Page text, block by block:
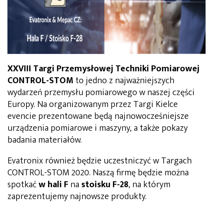
XXVIII Targi Przemysłowej Techniki Pomiarowej
CONTROL-STOM to jedno z najważniejszych
wydarzeń przemysłu pomiarowego w naszej części
Europy. Na organizowanym przez Targi Kielce
evencie prezentowane będą najnowocześniejsze
urządzenia pomiarowe i maszyny, a także pokazy
badania materiałów.
Evatronix również będzie uczestniczyć w Targach
CONTROL-STOM 2020. Naszą firmę będzie można
spotkaćw hali F na stoisku F-28, na którym
zaprezentujemy najnowsze produkty.